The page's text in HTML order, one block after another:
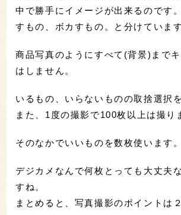
中で勝手にイメージが出来るのです
すもの、ボカすもの。と分けています
商品写真のようにすべて(背景)まで
はしません。
いるもの、いらないものの取捨選択
また、1度の撮影で100枚以上は撮り
そのなかでいいものを数枚使います。
デジカメなんで何枚とっても大丈夫
すね。
まとめると、写真撮影のポイントは